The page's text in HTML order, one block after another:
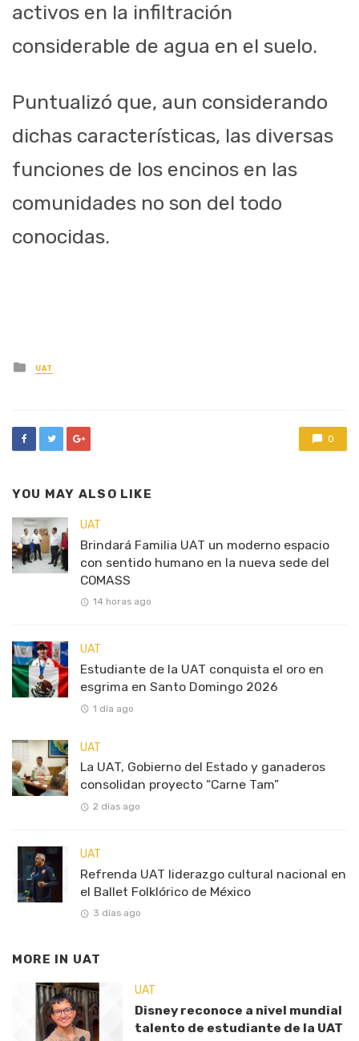
activos en la infiltración
considerable de agua en el suelo.
Puntualizó que, aun considerando
dichas características, las diversas
funciones de los encinos en las
comunidades no son del todo
conocidas.
Posted
in
UAT
0
YOU MAY ALSO LIKE
UAT
Brindará Familia UAT un moderno espacio
con sentido humano en la nueva sede del
COMASS
14 horas ago
UAT
Estudiante de la UAT conquista el oro en
esgrima en Santo Domingo 2026
1 día ago
UAT
La UAT, Gobierno del Estado y ganaderos
consolidan proyecto “Carne Tam”
2 días ago
UAT
Refrenda UAT liderazgo cultural nacional en
el Ballet Folklórico de México
3 días ago
MORE IN UAT
UAT
Disney reconoce a nivel mundial
talento de estudiante de la UAT